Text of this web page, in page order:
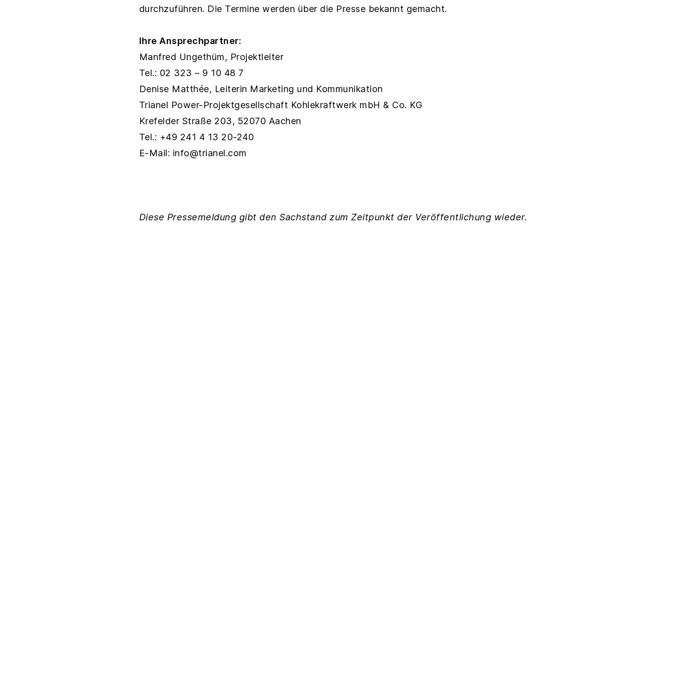
durchzuführen. Die Termine werden über die Presse bekannt gemacht.
Ihre Ansprechpartner:
Manfred Ungethüm, Projektleiter
Tel.: 02 323 – 9 10 48 7
Denise Matthée, Leiterin Marketing und Kommunikation
Trianel Power-Projektgesellschaft Kohlekraftwerk mbH & Co. KG
Krefelder Straße 203, 52070 Aachen
Tel.: +49 241 4 13 20-240
E-Mail: info@trianel.com
Diese Pressemeldung gibt den Sachstand zum Zeitpunkt der Veröffentlichung wieder.